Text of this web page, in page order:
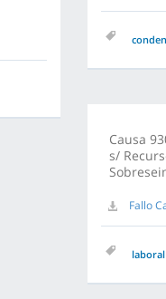
Causa
s/
Fallo
laboral